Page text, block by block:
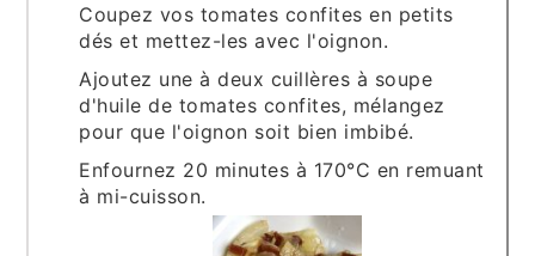
Coupez vos tomates confites en petits
dés et mettez-les avec l'oignon.
Ajoutez une à deux cuillères à soupe
d'huile de tomates confites, mélangez
pour que l'oignon soit bien imbibé.
Enfournez 20 minutes à 170°C en remuant
à mi-cuisson.